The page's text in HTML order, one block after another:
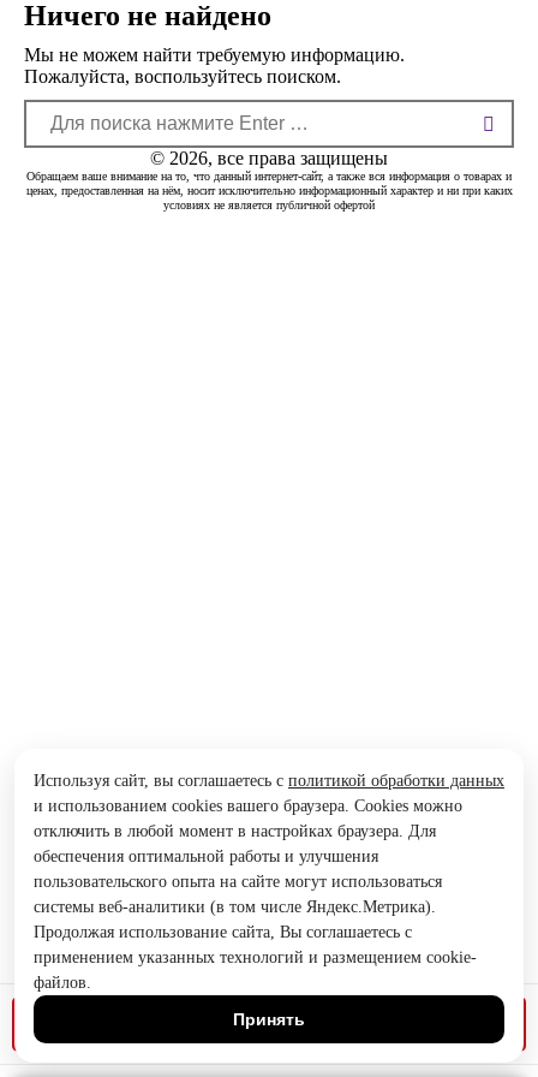
Ничего не найдено
Мы не можем найти требуемую информацию.
Пожалуйста, воспользуйтесь поиском.
© 2026, все права защищены
Обращаем ваше внимание на то, что данный интернет-сайт, а также вся информация о товарах и
ценах, предоставленная на нём, носит исключительно информационный характер и ни при каких
условиях не является публичной офертой
Используя сайт, вы соглашаетесь с политикой обработки данных
и использованием cookies вашего браузера. Cookies можно
отключить в любой момент в настройках браузера. Для
обеспечения оптимальной работы и улучшения
пользовательского опыта на сайте могут использоваться
системы веб-аналитики (в том числе Яндекс.Метрика).
Продолжая использование сайта, Вы соглашаетесь с
применением указанных технологий и размещением cookie-
файлов.
Принять